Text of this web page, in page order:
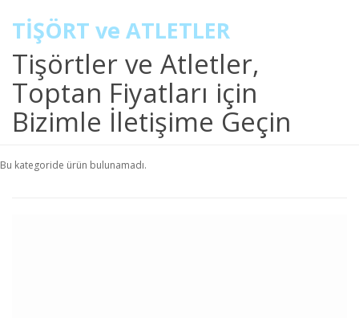
TİŞÖRT ve ATLETLER
Tişörtler ve Atletler,
Toptan Fiyatları için
Bizimle İletişime Geçin
Bu kategoride ürün bulunamadı.